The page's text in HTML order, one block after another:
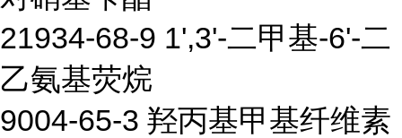
21934-68-9 1',3'-二甲基-6'-二
乙氨基荧烷
9004-65-3 羟丙基甲基纤维素